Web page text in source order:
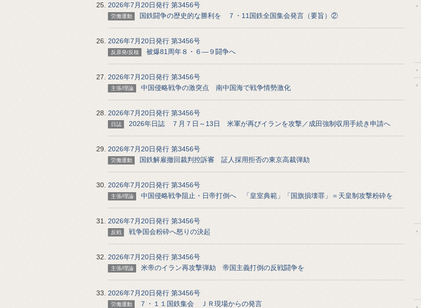
2026年7月20日発行 第3456号
労働運動 国鉄闘争の歴史的な勝利を ７・11国鉄全国集会発言（要旨）②
2026年7月20日発行 第3456号
反原発/反核 被爆81周年８・６―９闘争へ
2026年7月20日発行 第3456号
主張/理論 中国侵略戦争の激突点 南中国海で戦争情勢激化
2026年7月20日発行 第3456号
日誌 2026年日誌 ７月７日～13日 米軍が再びイランを攻撃／成田強制収用手続き申請へ
2026年7月20日発行 第3456号
労働運動 国鉄解雇撤回裁判控訴審 証人採用拒否の東京高裁弾劾
2026年7月20日発行 第3456号
主張/理論 中国侵略戦争阻止・日帝打倒へ 「皇室典範」「国旗損壊罪」＝天皇制攻撃粉砕を
2026年7月20日発行 第3456号
反戦 戦争国会粉砕へ怒りの決起
2026年7月20日発行 第3456号
主張/理論 米帝のイラン再攻撃弾劾 帝国主義打倒の反戦闘争を
2026年7月20日発行 第3456号
労働運動 ７・１１国鉄集会 ＪＲ現場からの発言